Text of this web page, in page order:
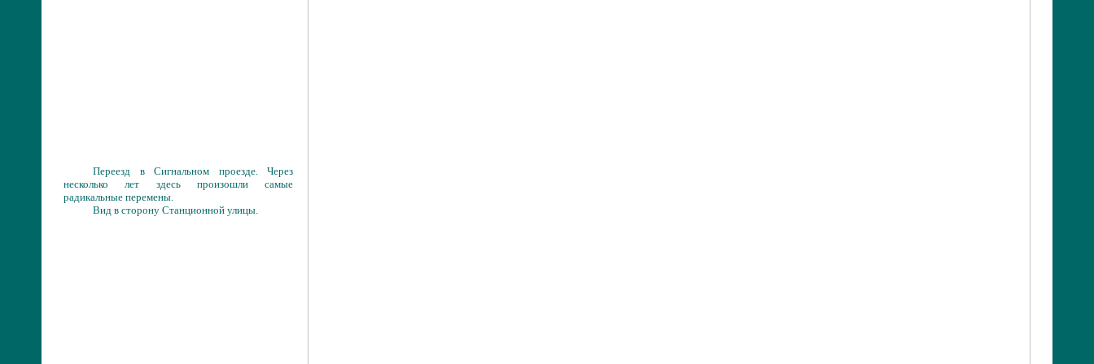
Переезд в Сигнальном проезде. Через
несколько лет здесь произошли самые
радикальные перемены.
Вид в сторону Станционной улицы.